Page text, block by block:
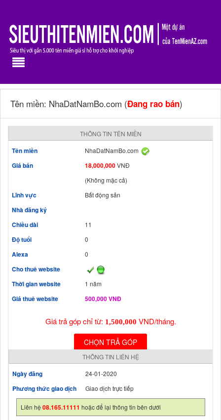
Tên miền: NhaDatNamBo.com (Đang rao bán)
THÔNG TIN TÊN MIỀN
Tên miền NhaDatNamBo.com
Giá bán 18,000,000VNĐ
(Không mặc cả)
Lĩnh vực Bất động sản
Nhà đăng ký
Chiều dài
11
Độ tuổi 0
Alexa 0
Cho thuê website
Thời gian website
1 năm
Giá thuê website 500,000 VNĐ
Giá trả góp chỉ từ: 1,500,000 VND/tháng.
CHỌN TRẢ GÓP
THÔNG TIN LIÊN HỆ
Ngày đăng 24-01-2020
Phương thức giao dịch Giao dịch trực tiếp
Liên hệ08.165.11111 hoặc để lại thông tin bên dưới